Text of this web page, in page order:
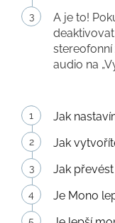
A je to!
stereofonní
audio na
Jak
Jak
Jak
Je Mono